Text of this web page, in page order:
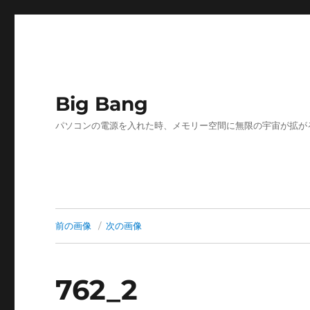
Big Bang
パソコンの電源を入れた時、メモリー空間に無限の宇宙が拡が
前の画像 次の画像
762_2